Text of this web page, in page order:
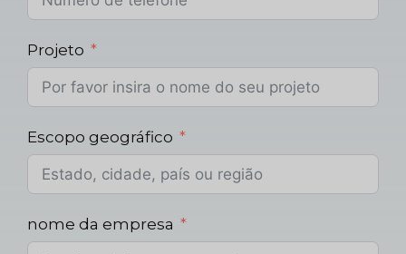
Projeto
Escopo geográfico
nome da empresa